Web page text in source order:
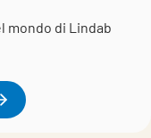
mondo di Lindab